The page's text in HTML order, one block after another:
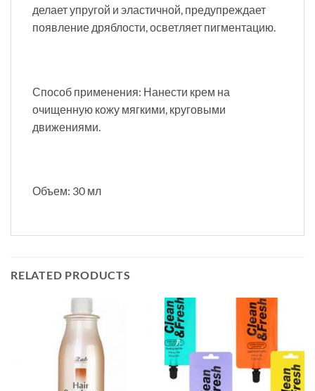
делает упругой и эластичной, предупреждает
появление дряблости, осветляет пигментацию.
Способ применения: Нанести крем на
очищенную кожу мягкими, круговыми
движениями.
Объем: 30 мл
RELATED PRODUCTS